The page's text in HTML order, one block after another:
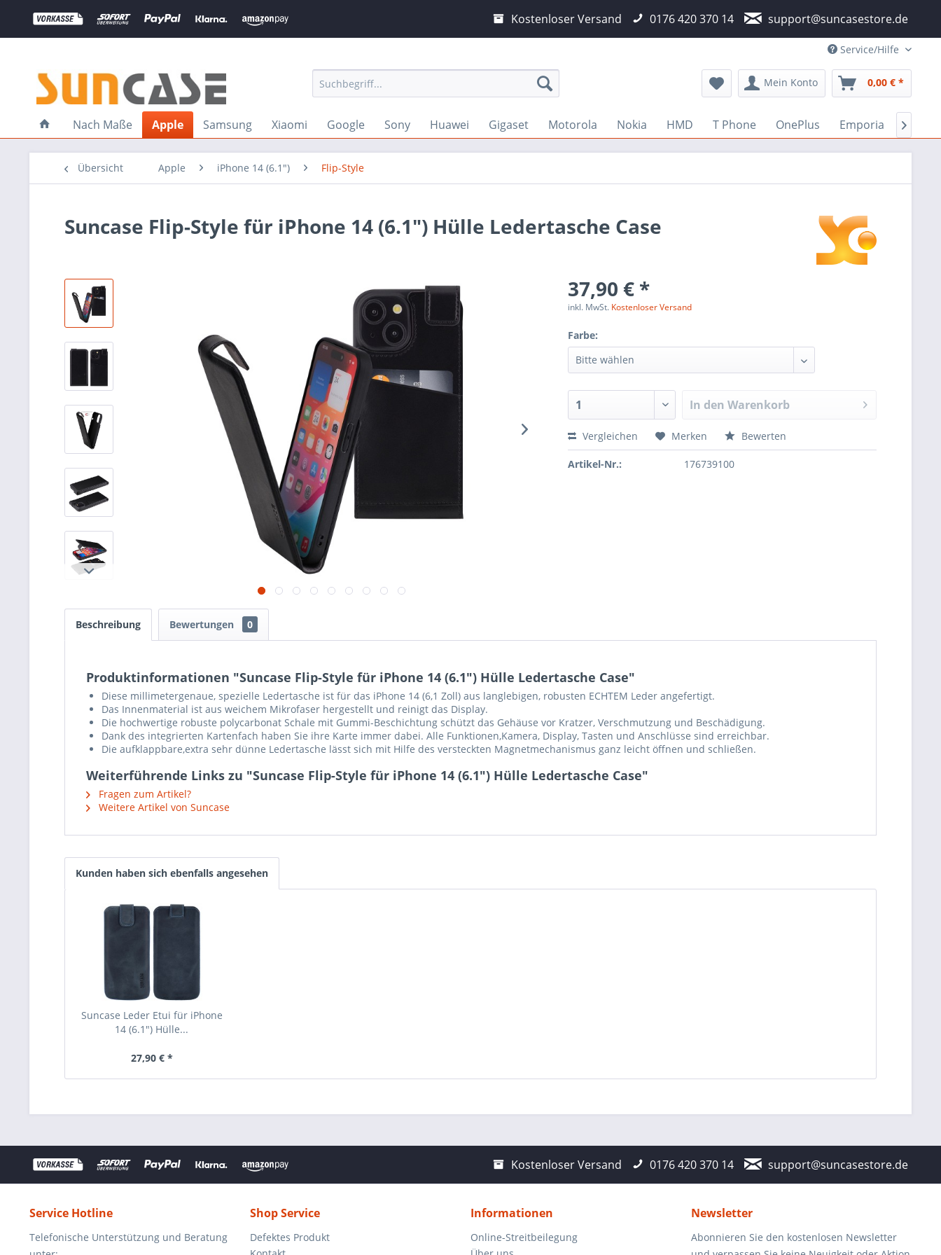
Kostenloser Versand 0176 420 370 14 support@suncasestore.de
Service/Hilfe
Mein Konto 0,00 € *
Nach Maße Apple Samsung Xiaomi Google Sony Huawei Gigaset Motorola Nokia HMD T Phone OnePlus Emporia 
Übersicht Apple iPhone 14 (6.1") Flip-Style
Suncase Flip-Style für iPhone 14 (6.1") Hülle Ledertasche Case
37,90 € *
inkl. MwSt. Kostenloser Versand
Farbe:
In den Warenkorb
Vergleichen Merken Bewerten
Artikel-Nr.: 176739100
Beschreibung Bewertungen 0
Produktinformationen "Suncase Flip-Style für iPhone 14 (6.1") Hülle Ledertasche Case"
Diese millimetergenaue, spezielle Ledertasche ist für das iPhone 14 (6,1 Zoll) aus langlebigen, robusten ECHTEM Leder angefertigt.
Das Innenmaterial ist aus weichem Mikrofaser hergestellt und reinigt das Display.
Die hochwertige robuste polycarbonat Schale mit Gummi-Beschichtung schützt das Gehäuse vor Kratzer, Verschmutzung und Beschädigung.
Dank des integrierten Kartenfach haben Sie ihre Karte immer dabei. Alle Funktionen,Kamera, Display, Tasten und Anschlüsse sind erreichbar.
Die aufklappbare,extra sehr dünne Ledertasche lässt sich mit Hilfe des versteckten Magnetmechanismus ganz leicht öffnen und schließen.
Weiterführende Links zu "Suncase Flip-Style für iPhone 14 (6.1") Hülle Ledertasche Case"
Fragen zum Artikel?
Weitere Artikel von Suncase
Kunden haben sich ebenfalls angesehen
Suncase Leder Etui für iPhone
14 (6.1") Hülle...
27,90 € *
Kostenloser Versand 0176 420 370 14 support@suncasestore.de
Service Hotline
Telefonische Unterstützung und Beratung
Shop Service
Defektes Produkt
Informationen
Online-Streitbeilegung
Newsletter
Abonnieren Sie den kostenlosen Newsletter